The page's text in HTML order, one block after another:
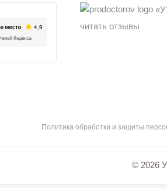
читать отзывы
Политика обработки и защиты
© 2026